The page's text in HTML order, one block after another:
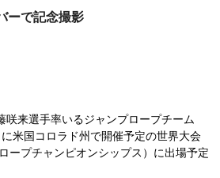
ーで記念撮影
来選手率いるジャンプロープチーム
に米国コロラド州で開催予定の世界大会
ープチャンピオンシップス）に出場予定